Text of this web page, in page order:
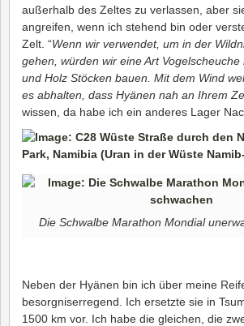
außerhalb des Zeltes zu verlassen, aber
angreifen, wenn ich stehend bin oder
Zelt. “Wenn wir verwendet, um in der
gehen, würden wir eine Art
und Holz Stöcken bauen. Mit dem Wind
es abhalten, dass Hyänen nah an Ihrem
wissen, da habe ich ein anderes Lager
Die Schwalbe Marathon Mondial
Neben der Hyänen bin ich über meine
besorgniserregend. Ich ersetzte sie in
1500 km vor. Ich habe die gleichen, die